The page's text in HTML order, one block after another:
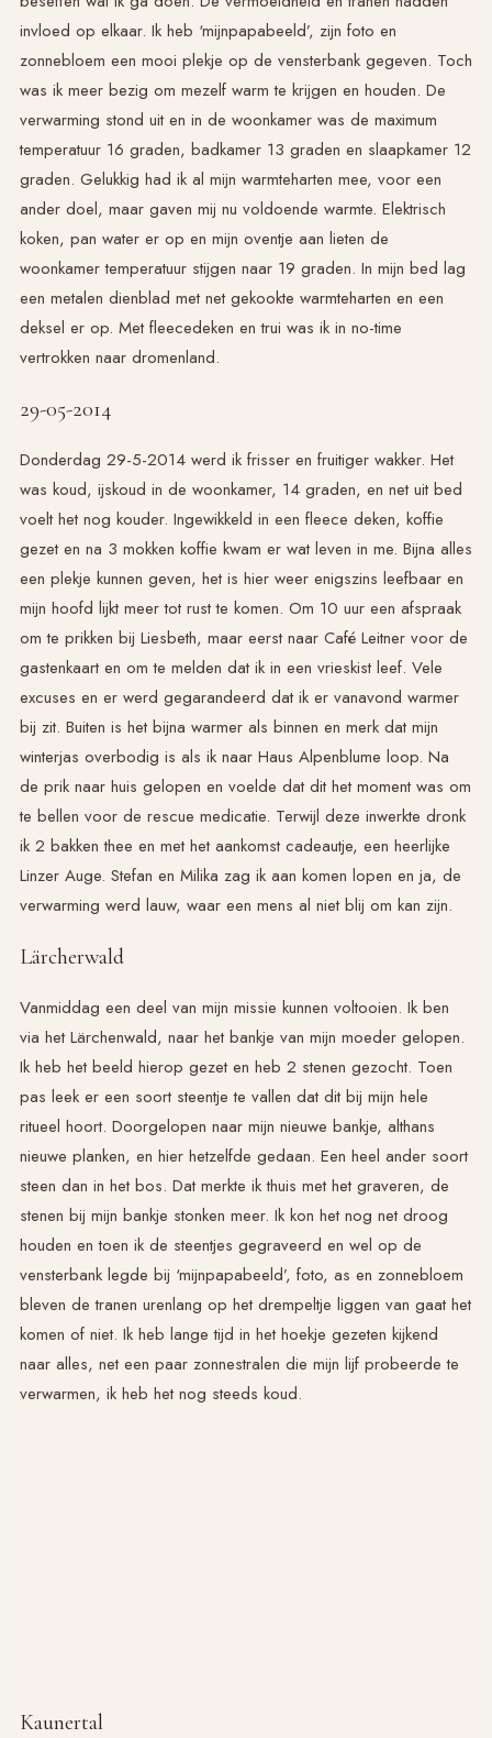
invloed op elkaar. Ik heb ‘mijnpapabeeld’, zijn foto en
zonnebloem een mooi plekje op de vensterbank gegeven. Toch
was ik meer bezig om mezelf warm te krijgen en houden. De
verwarming stond uit en in de woonkamer was de maximum
temperatuur 16 graden, badkamer 13 graden en slaapkamer 12
graden. Gelukkig had ik al mijn warmteharten mee, voor een
ander doel, maar gaven mij nu voldoende warmte. Elektrisch
koken, pan water er op en mijn oventje aan lieten de
woonkamer temperatuur stijgen naar 19 graden. In mijn bed lag
een metalen dienblad met net gekookte warmteharten en een
deksel er op. Met fleecedeken en trui was ik in no-time
vertrokken naar dromenland.
29-05-2014
Donderdag 29-5-2014 werd ik frisser en fruitiger wakker. Het
was koud, ijskoud in de woonkamer, 14 graden, en net uit bed
voelt het nog kouder. Ingewikkeld in een fleece deken, koffie
gezet en na 3 mokken koffie kwam er wat leven in me. Bijna alles
een plekje kunnen geven, het is hier weer enigszins leefbaar en
mijn hoofd lijkt meer tot rust te komen. Om 10 uur een afspraak
om te prikken bij Liesbeth, maar eerst naar Café Leitner voor de
gastenkaart en om te melden dat ik in een vrieskist leef. Vele
excuses en er werd gegarandeerd dat ik er vanavond warmer
bij zit. Buiten is het bijna warmer als binnen en merk dat mijn
winterjas overbodig is als ik naar Haus Alpenblume loop. Na
de prik naar huis gelopen en voelde dat dit het moment was om
te bellen voor de rescue medicatie. Terwijl deze inwerkte dronk
ik 2 bakken thee en met het aankomst cadeautje, een heerlijke
Linzer Auge. Stefan en Milika zag ik aan komen lopen en ja, de
verwarming werd lauw, waar een mens al niet blij om kan zijn.
Lärcherwald
Vanmiddag een deel van mijn missie kunnen voltooien. Ik ben
via het Lärchenwald, naar het bankje van mijn moeder gelopen.
Ik heb het beeld hierop gezet en heb 2 stenen gezocht. Toen
pas leek er een soort steentje te vallen dat dit bij mijn hele
ritueel hoort. Doorgelopen naar mijn nieuwe bankje, althans
nieuwe planken, en hier hetzelfde gedaan. Een heel ander soort
steen dan in het bos. Dat merkte ik thuis met het graveren, de
stenen bij mijn bankje stonken meer. Ik kon het nog net droog
houden en toen ik de steentjes gegraveerd en wel op de
vensterbank legde bij ‘mijnpapabeeld’, foto, as en zonnebloem
bleven de tranen urenlang op het drempeltje liggen van gaat het
komen of niet. Ik heb lange tijd in het hoekje gezeten kijkend
naar alles, net een paar zonnestralen die mijn lijf probeerde te
verwarmen, ik heb het nog steeds koud.
Kaunertal